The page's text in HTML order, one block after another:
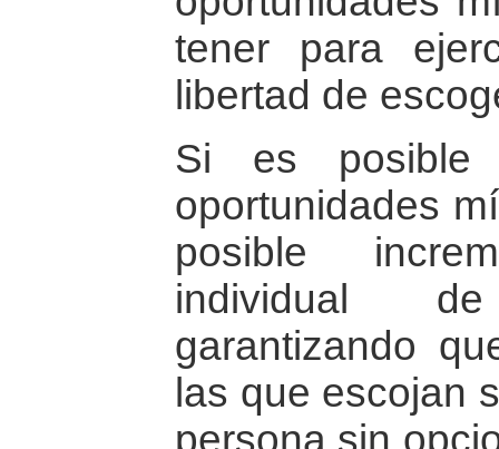
tener para
libertad de
Si es posible
oportunidades
posible
individual
garantizando
las que escojan
persona sin